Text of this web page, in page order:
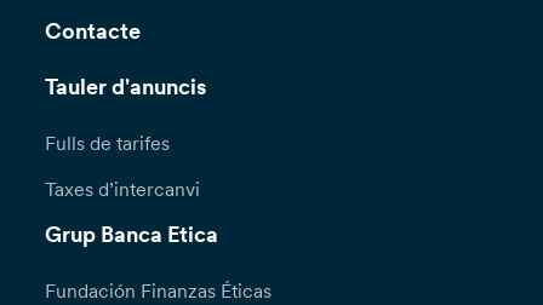
Contacte
Tauler d'anuncis
Fulls de tarifes
Taxes d’intercanvi
Grup Banca Etica
Fundación Finanzas Éticas